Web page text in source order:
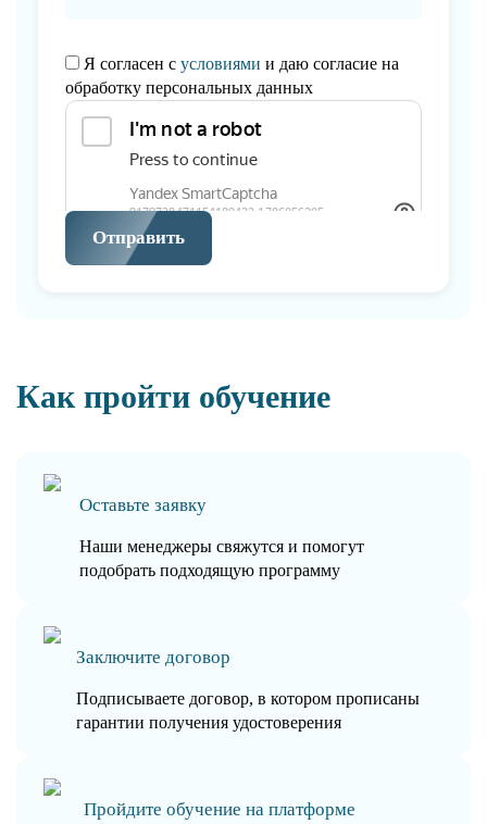
Я согласен с условиями и даю согласие на
обработку персональных данных
Отправить
Как пройти обучение
Оставьте заявку
Наши менеджеры свяжутся и помогут
подобрать подходящую программу
Заключите договор
Подписываете договор, в котором прописаны
гарантии получения удостоверения
Пройдите обучение на платформе